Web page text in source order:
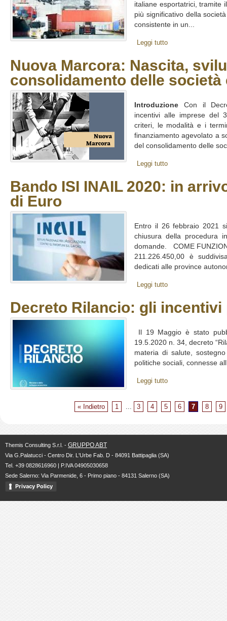
italiane esportatrici, tramite
più significativo della
consistente in un...
Leggi tutto
Nuova Marcora: Nascita,
consolidamento delle società
Introduzione Con il
incentivi alle imprese del
criteri, le modalità e i
finanziamento agevolato a
del consolidamento delle
Leggi tutto
Bando ISI INAIL 2020: in
di Euro
Entro il 26 febbraio 2021
chiusura della procedura
domande. COME
211.226.450,00 è
dedicati alle province
Leggi tutto
Decreto Rilancio: gli incentivi
Il 19 Maggio è stato
19.5.2020 n. 34, decreto
materia di salute,
politiche sociali, connesse
Leggi tutto
« Indietro 1 ... 3 4 5 6 7 8 9
Themis Consulting S.r.l. - GRUPPO ABT
Via G.Palatucci - Centro Dir. L'Urbe Fab. D - 84091 Battipaglia (SA)
Tel. +39 0828616960 | P.IVA 04905030658
Sede Salerno: Via Parmenide, 6 - Primo piano - 84131 Salerno (SA)
Privacy Policy